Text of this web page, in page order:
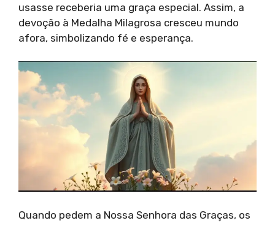
usasse receberia uma graça especial. Assim, a
devoção à Medalha Milagrosa cresceu mundo
afora, simbolizando fé e esperança.
Quando pedem a Nossa Senhora das Graças, os